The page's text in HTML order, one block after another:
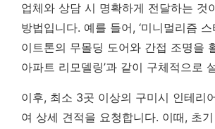
업체와 상담 시 명확하게 전달하는 것
방법입니다. 예를 들어, ‘미니멀리즘 스
이트톤의 무몰딩 도어와 간접 조명을
아파트 리모델링’과 같이 구체적으로
이후, 최소 3곳 이상의 구미시 인테리
여 상세 견적을 요청합니다. 이때, 초